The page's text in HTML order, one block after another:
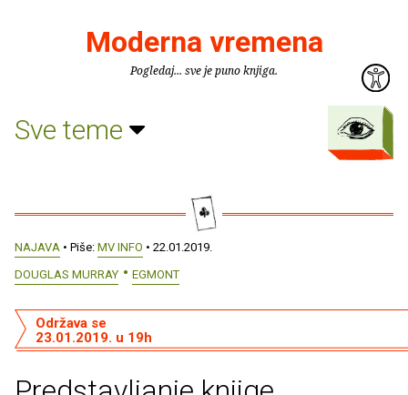
Moderna vremena
Pogledaj... sve je puno knjiga.
Sve teme
NAJAVA • Piše: MV INFO • 22.01.2019.
DOUGLAS MURRAY
EGMONT
Održava se
23.01.2019. u 19h